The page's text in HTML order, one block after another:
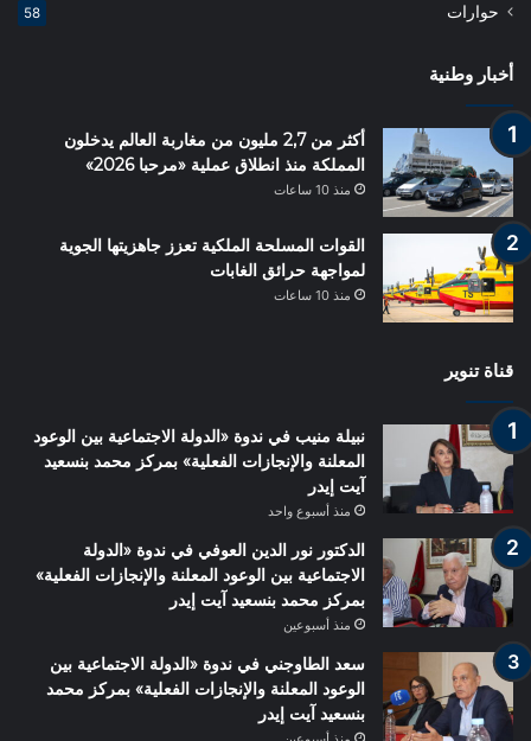
حوارات 58
أخبار وطنية
أكثر من 2,7 مليون من مغاربة العالم يدخلون
المملكة منذ انطلاق عملية «مرحبا 2026»
منذ 10 ساعات
القوات المسلحة الملكية تعزز جاهزيتها الجوية
لمواجهة حرائق الغابات
منذ 10 ساعات
قناة تنوير
نبيلة منيب في ندوة «الدولة الاجتماعية بين الوعود
المعلنة والإنجازات الفعلية» بمركز محمد بنسعيد
آيت إيدر
منذ أسبوع واحد
الدكتور نور الدين العوفي في ندوة «الدولة
الاجتماعية بين الوعود المعلنة والإنجازات الفعلية»
بمركز محمد بنسعيد آيت إيدر
منذ أسبوعين
سعد الطاوجني في ندوة «الدولة الاجتماعية بين
الوعود المعلنة والإنجازات الفعلية» بمركز محمد
بنسعيد آيت إيدر